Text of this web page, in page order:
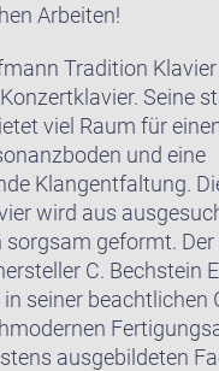
Arbeiten!
Tradition
Seine
viel Raum für
und eine
Klangentfaltung.
wird aus
sorgsam geformt. Der
C. Bechstein
seiner beachtlichen
ausgebildeten